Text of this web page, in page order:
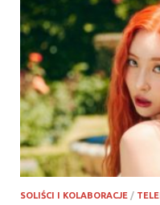
SOLIŚCI I KOLABORACJE /